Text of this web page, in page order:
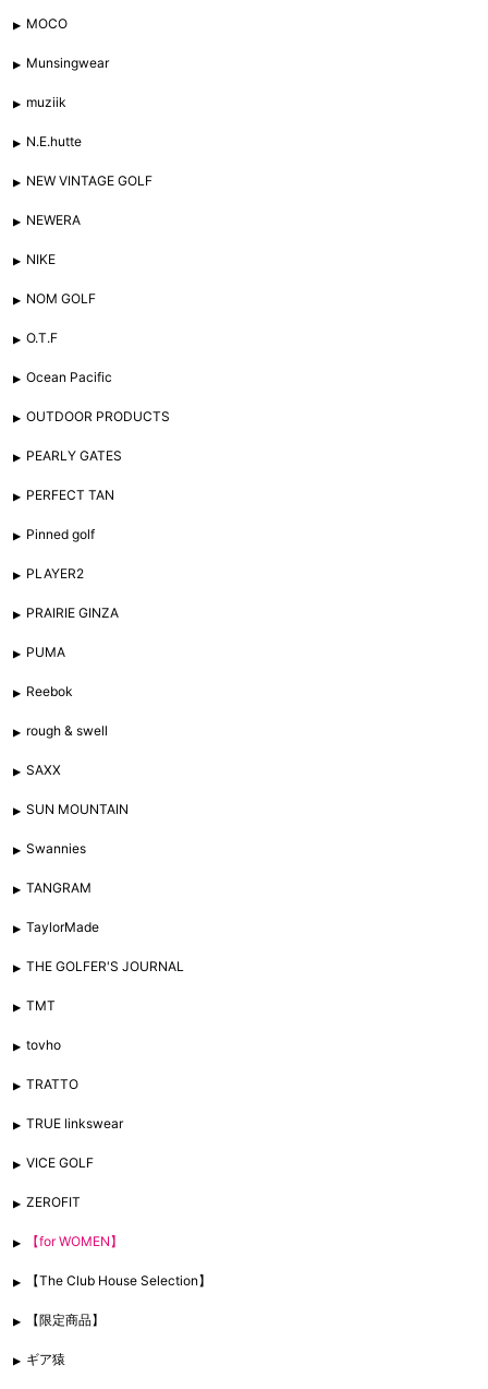
MOCO
Munsingwear
muziik
N.E.hutte
NEW VINTAGE GOLF
NEWERA
NIKE
NOM GOLF
O.T.F
Ocean Pacific
OUTDOOR PRODUCTS
PEARLY GATES
PERFECT TAN
Pinned golf
PLAYER2
PRAIRIE GINZA
PUMA
Reebok
rough & swell
SAXX
SUN MOUNTAIN
Swannies
TANGRAM
TaylorMade
THE GOLFER'S JOURNAL
TMT
tovho
TRATTO
TRUE linkswear
VICE GOLF
ZEROFIT
【for WOMEN】
【The Club House Selection】
【限定商品】
ギア猿